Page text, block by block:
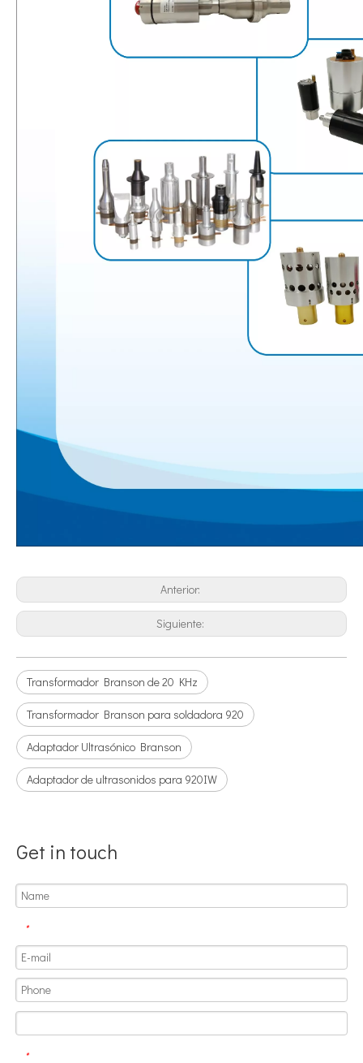
Actualmente, la investigación sobre la extracción de antioxidantes
Ventajas de la soldadura ultrasónica de paneles de puertas de automóviles
¿Cuál es el principio y la teoría de la máquina de soldadura de
Actualmente, la investigación sobre la extracción de antioxidantes y
Anterior:
Siguiente:
Transformador Branson de 20 KHz
Transformador Branson para soldadora 920
Adaptador Ultrasónico Branson
Adaptador de ultrasonidos para 920IW
Get in touch
*
*